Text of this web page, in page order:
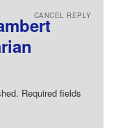
CANCEL REPLY
Required fields